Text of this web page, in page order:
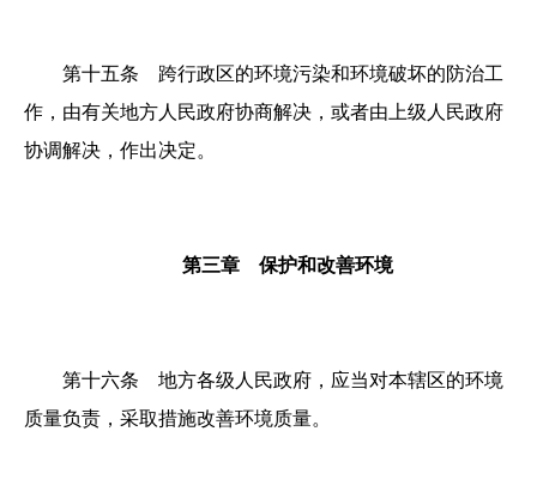
第十五条 跨行政区的环境污染和环境破坏的防治工
作，由有关地方人民政府协商解决，或者由上级人民政府
协调解决，作出决定。
第三章 保护和改善环境
第十六条 地方各级人民政府，应当对本辖区的环境
质量负责，采取措施改善环境质量。